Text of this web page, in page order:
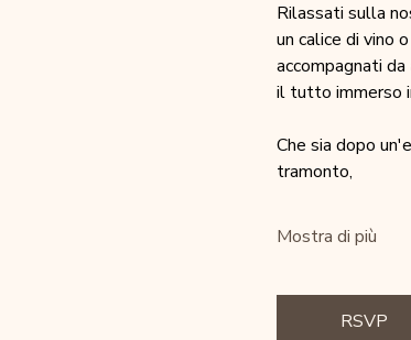
Rilassati sulla
un calice di vino
accompagnati da
il tutto immerso
Che sia dopo
tramonto,
Mostra di più
RSVP